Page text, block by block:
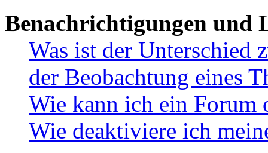
Benachrichtigungen und
Was ist der Unterschied
der Beobachtung eines
Wie kann ich ein Forum
Wie deaktiviere ich